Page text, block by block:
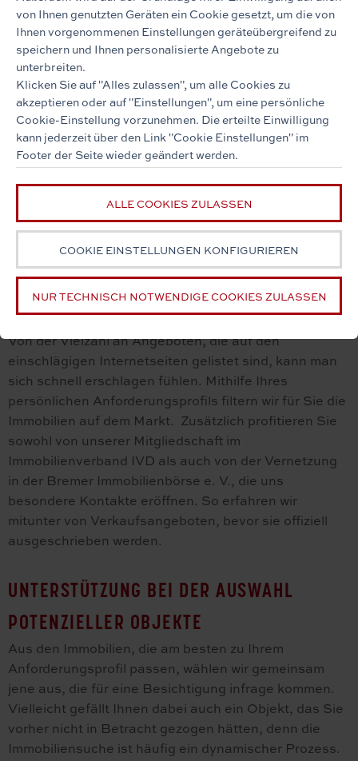
Materialkosten von Anfang an berücksichtigen. Im
besten Fall lassen Sie sich schon vor der
Immobiliensuche von Finanzierungsexperten der
Banken beraten. Gehen Sie bereits mit einem
Finanzierungsplan in die Immobiliensuche, bekommen
Sie häufig schneller eine Zusage für das gewünschte
Objekt als Mitinteressenten, die noch keine
Finanzierung vorweisen können. Wir gehen mit Ihnen
gerne die möglichen Finanzierungsoptionen durch und
helfen Ihnen bei der Suche nach geeigneten
GEZIELTE ABFRAGE BEI POTENZIELLEN
ANBIETERN
Von der Vielzahl an Angeboten, die auf den
einschlägigen Internetseiten gelistet sind, kann man
sich schnell erschlagen fühlen. Mithilfe Ihres
persönlichen Anforderungsprofils filtern wir für Sie die
Immobilien auf dem Markt. Zusätzlich profitieren Sie
sowohl von unserer Mitgliedschaft im
Immobilienverband IVD als auch von der Vernetzung
in der Bremer Immobilienbörse e. V., die uns
besondere Kontakte eröffnen. So erfahren wir
mitunter von Verkaufsangeboten, bevor sie offiziell
ausgeschrieben werden.
UNTERSTÜTZUNG BEI DER AUSWAHL
POTENZIELLER OBJEKTE
Aus den Immobilien, die am besten zu Ihrem
Anforderungsprofil passen, wählen wir gemeinsam
jene aus, die für eine Besichtigung infrage kommen.
Vielleicht gefällt Ihnen dabei auch ein Objekt, das Sie
vorher nicht in Betracht gezogen hätten, denn die
Immobiliensuche ist häufig ein dynamischer Prozess.
von Ihnen genutzten Geräten ein Cookie gesetzt, um die von
Ihnen vorgenommenen Einstellungen geräteübergreifend zu
speichern und Ihnen personalisierte Angebote zu
unterbreiten.
Klicken Sie auf "Alles zulassen", um alle Cookies zu
akzeptieren oder auf "Einstellungen", um eine persönliche
Cookie-Einstellung vorzunehmen. Die erteilte Einwilligung
kann jederzeit über den Link "Cookie Einstellungen" im
Footer der Seite wieder geändert werden.
ALLE COOKIES ZULASSEN
COOKIE EINSTELLUNGEN KONFIGURIEREN
NUR TECHNISCH NOTWENDIGE COOKIES ZULASSEN